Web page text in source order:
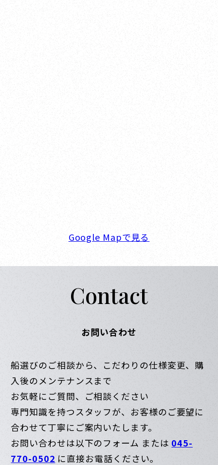
Google Mapで見る
Contact
お問い合わせ
船選びのご相談から、こだわりの仕様変更、購
入後のメンテナンスまで
お気軽にご質問、ご相談ください
専門知識を持つスタッフが、お客様のご要望に
合わせて丁寧にご案内いたします。
お問い合わせは以下のフォーム または 045-
770-0502 に直接お電話ください。